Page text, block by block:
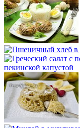
пекинской капустой